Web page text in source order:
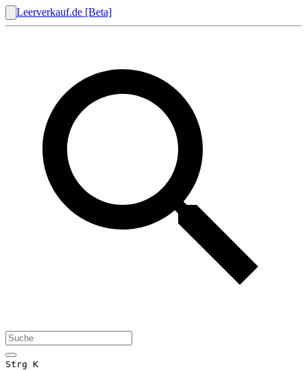
Leerverkauf.de [Beta]
Strg K